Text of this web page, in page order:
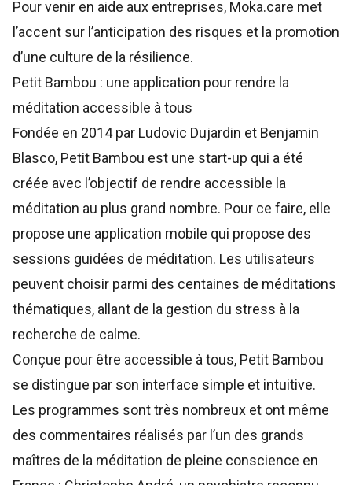
Pour venir en aide aux entreprises, Moka.care met
l’accent sur l’anticipation des risques et la promotion
d’une culture de la résilience.
Petit Bambou : une application pour rendre la
méditation accessible à tous
Fondée en 2014 par Ludovic Dujardin et Benjamin
Blasco, Petit Bambou est une start-up qui a été
créée avec l’objectif de rendre accessible la
méditation au plus grand nombre. Pour ce faire, elle
propose une application mobile qui propose des
sessions guidées de méditation. Les utilisateurs
peuvent choisir parmi des centaines de méditations
thématiques, allant de la gestion du stress à la
recherche de calme.
Conçue pour être accessible à tous, Petit Bambou
se distingue par son interface simple et intuitive.
Les programmes sont très nombreux et ont même
des commentaires réalisés par l’un des grands
maîtres de la méditation de pleine conscience en